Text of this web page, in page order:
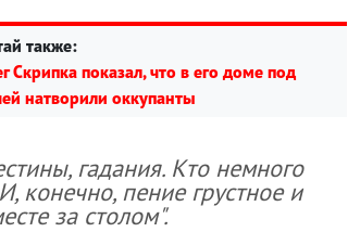
также:
Скрипка показал, что в его доме под
натворили оккупанты
гадания. Кто немного
конечно, пение грустное и
за столом".